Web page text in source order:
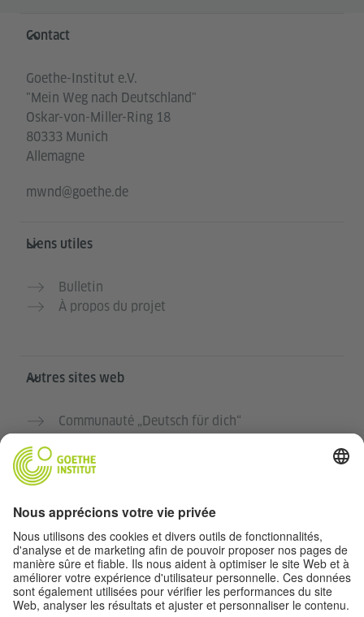
Service- und Informationsbereich
Contact
Goethe-Institut e.V.
"Mein Weg nach Deutschland"
Oskar-von-Miller-Ring 18
80333 Munich
Allemagne
mwnd@goethe.de
Liens utiles
Bulletin
À propos du projet
Autres sites web
Communauté „Deutsch für dich“
Cours d’allemand de l’Institut Goethe
Portail pour enseignants „Deutschstunde“
Confidentialité et accessibilité
Paramètres de confidentialité
Accessibilité